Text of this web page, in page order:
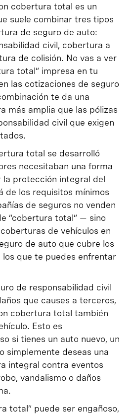
cobertura total es un
suele combinar tres tipos
de seguro de auto:
civil, cobertura a
de colisión. No vas a ver
total” impresa en tu
las cotizaciones de seguro
te da una
más amplia que las pólizas
civil que exigen
total se desarrolló
necesitaban una forma
la protección integral del
de los requisitos mínimos
de seguros no venden
“cobertura total” — sino
de vehículos en
de auto que cubre los
que te puedes enfrentar
de responsabilidad civil
que causes a terceros,
cobertura total también
Esto es
si tienes un auto nuevo, un
simplemente deseas una
integral contra eventos
vandalismo o daños
total” puede ser engañoso,